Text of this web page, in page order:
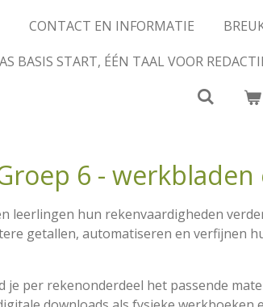
CONTACT EN INFORMATIE
BASIS START, ÉÉN TAAL VOOR
6 -
leerlingen hun rekenvaardigheden
getallen, automatiseren en verfijnen
je per rekenonderdeel het passende